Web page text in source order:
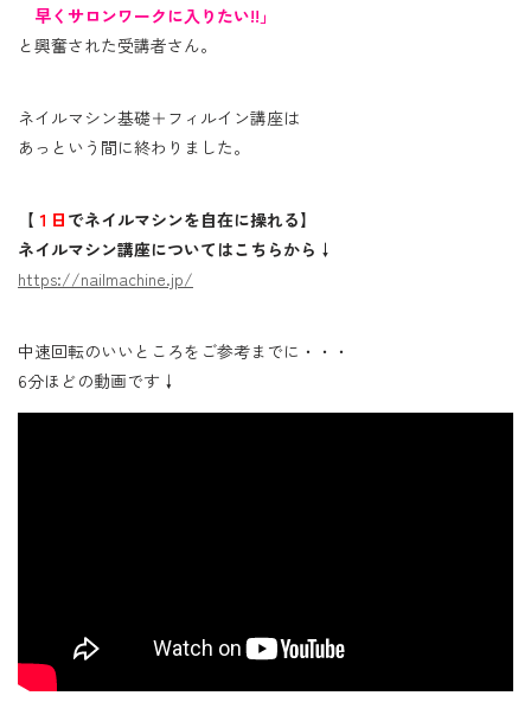
早くサロンワークに入りたい!!」
と興奮された受講者さん。
ネイルマシン基礎＋フィルイン講座は
あっという間に終わりました。
【 １日 でネイルマシンを自在に操れる】
ネイルマシン講座についてはこちらから↓
https://nailmachine.jp/
中速回転のいいところをご参考までに・・・
6分ほどの動画です↓